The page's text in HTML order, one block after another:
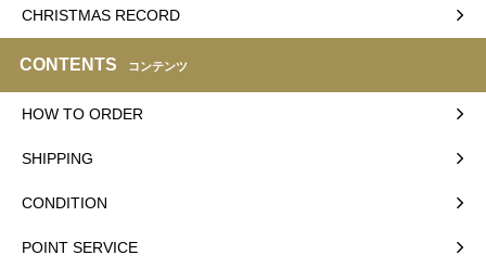
CHRISTMAS RECORD
CONTENTS コンテンツ
HOW TO ORDER
SHIPPING
CONDITION
POINT SERVICE